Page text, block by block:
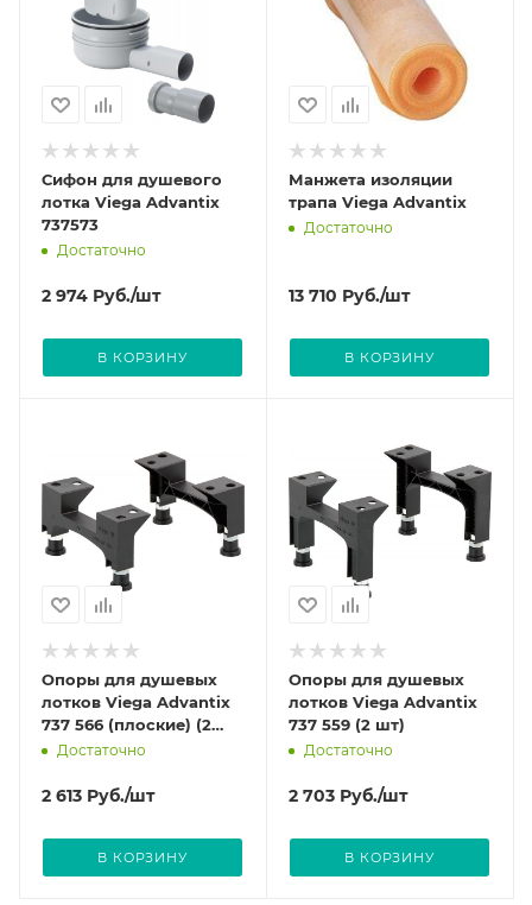
Сифон для душевого
лотка Viega Advantix
737573
Достаточно
2 974 Руб./шт
В КОРЗИНУ
Манжета изоляции
трапа Viega Advantix
Достаточно
13 710 Руб./шт
В КОРЗИНУ
Опоры для душевых
лотков Viega Advantix
737 566 (плоские) (2
шт)Достаточно
2 613 Руб./шт
В КОРЗИНУ
Опоры для душевых
лотков Viega Advantix
737 559 (2 шт)
Достаточно
2 703 Руб./шт
В КОРЗИНУ